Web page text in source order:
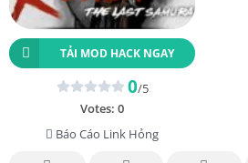
TẢI MOD HACK NGAY
0/5
Votes: 0
Báo Cáo Link Hỏng